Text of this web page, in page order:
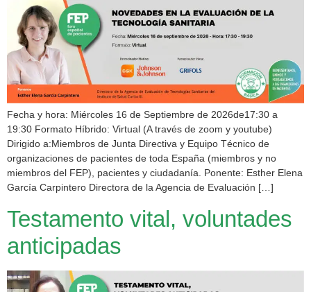
Fecha y hora: Miércoles 16 de Septiembre de 2026de17:30 a
19:30 Formato Híbrido: Virtual (A través de zoom y youtube)
Dirigido a:Miembros de Junta Directiva y Equipo Técnico de
organizaciones de pacientes de toda España (miembros y no
miembros del FEP), pacientes y ciudadanía. Ponente: Esther Elena
García Carpintero Directora de la Agencia de Evaluación […]
Testamento vital, voluntades
anticipadas